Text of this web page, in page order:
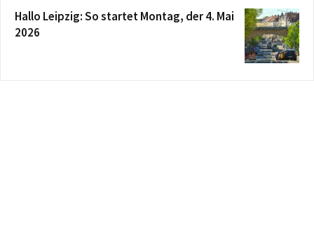
Hallo Leipzig: So startet Montag, der 4. Mai
2026